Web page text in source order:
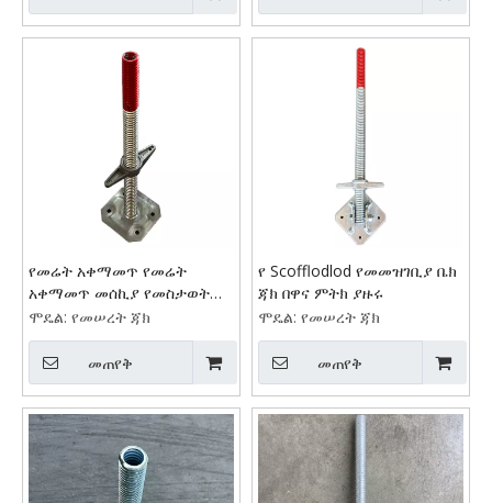
የመሬት አቀማመጥ የመሬት
አቀማመጥ መሰኪያ የመስታወት
ጣውላ ጃክ
ሞዴል: የመሠረት ጃክ
መጠየቅ
የ Scofflodlod የመመዝገቢያ ቤክ
ጃክ በዋና ምትክ ያዙሩ
ሞዴል: የመሠረት ጃክ
መጠየቅ